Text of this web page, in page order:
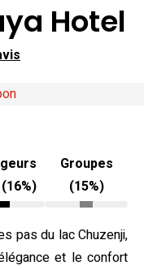
Hotel
Groupes
(15%)
pas du lac Chuzenji,
et le confort